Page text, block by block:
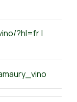
?hl=fr |